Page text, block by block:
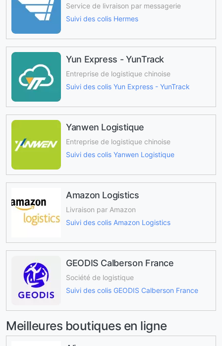
Service de livraison par messagerie
Suivi des colis Hermes
Yun Express - YunTrack
Entreprise de logistique chinoise
Suivi des colis Yun Express - YunTrack
Yanwen Logistique
Entreprise de logistique chinoise
Suivi des colis Yanwen Logistique
Amazon Logistics
Livraison par Amazon
Suivi des colis Amazon Logistics
GEODIS Calberson France
Société de logistique
Suivi des colis GEODIS Calberson France
Meilleures boutiques en ligne